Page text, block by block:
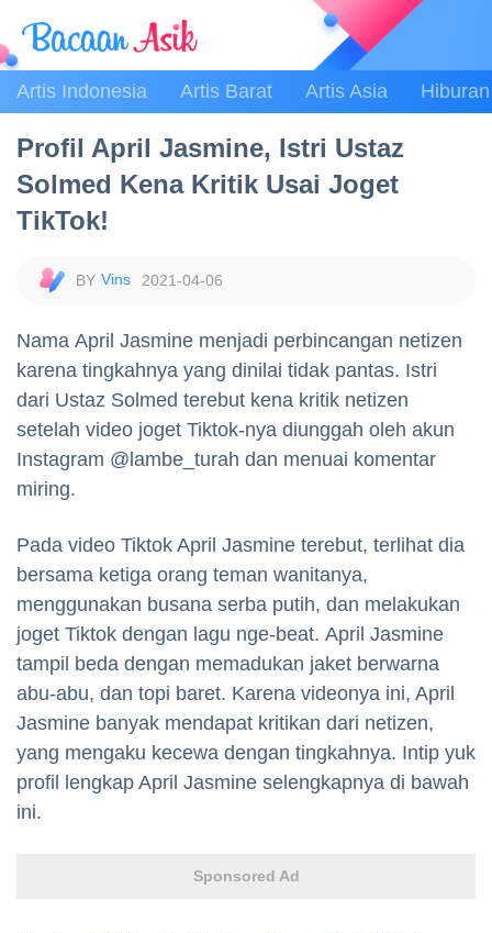
Artis Indonesia Artis Barat Artis Asia Hiburan
Profil April Jasmine, Istri Ustaz
Solmed Kena Kritik Usai Joget
TikTok!
Vins 2021-04-06
Nama April Jasmine menjadi perbincangan netizen
karena tingkahnya yang dinilai tidak pantas. Istri
dari Ustaz Solmed terebut kena kritik netizen
setelah video joget Tiktok-nya diunggah oleh akun
Instagram @lambe_turah dan menuai komentar
miring.
Pada video Tiktok April Jasmine terebut, terlihat dia
bersama ketiga orang teman wanitanya,
menggunakan busana serba putih, dan melakukan
joget Tiktok dengan lagu nge-beat. April Jasmine
tampil beda dengan memadukan jaket berwarna
abu-abu, dan topi baret. Karena videonya ini, April
Jasmine banyak mendapat kritikan dari netizen,
yang mengaku kecewa dengan tingkahnya. Intip yuk
profil lengkap April Jasmine selengkapnya di bawah
ini.
Sponsored Ad